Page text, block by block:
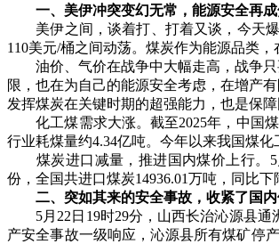
一、美伊冲突变幻无常，能源安全再成
美伊之间，谈着打、打着又谈，今天爆
110美元/桶之间动荡。煤炭作为能源品类
油价、气价在战争中大幅走高，战争只
限，也在为自己的能源安全考虑，在增产
发挥煤炭在关键时期的超强能力，也是保障
化工煤需求大涨。截至2025年，中国煤
行业耗煤量约4.34亿吨。今年以来我国煤
煤炭进口减量，推进国内煤价上行。5月
份，全国共进口煤炭14936.01万吨，同比
二、突如其来的安全事故，收紧了国内
5月22日19时29分，山西长治沁源县通
产安全事故一级响应，沁源县所有煤矿停